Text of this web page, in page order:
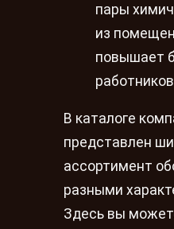
пары
из
повышает
В каталоге
представлен
ассортимент
разными
Здесь вы